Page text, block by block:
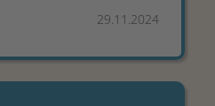
29.11.2024